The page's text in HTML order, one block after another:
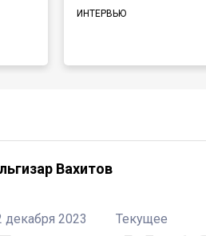
ИНТЕРВЬЮ
Вахитов
декабря 2023 Текущее